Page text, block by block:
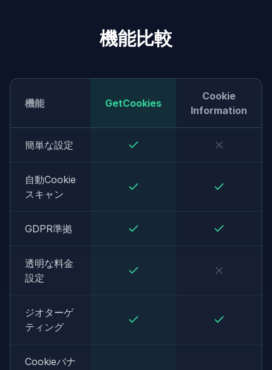
機能比較
機能 GetCookies
Cookie
Information
簡単な設定
自動Cookie
スキャン
GDPR準拠
透明な料金
設定
ジオターゲ
ティング
Cookieバナ